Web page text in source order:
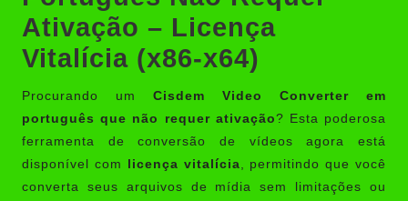
Ativação – Licença
Vitalícia (x86-x64)
Procurando um Cisdem Video Converter em
português que não requer ativação? Esta poderosa
ferramenta de conversão de vídeos agora está
disponível com
licença vitalícia , permitindo que você
converta seus arquivos de mídia sem limitações ou